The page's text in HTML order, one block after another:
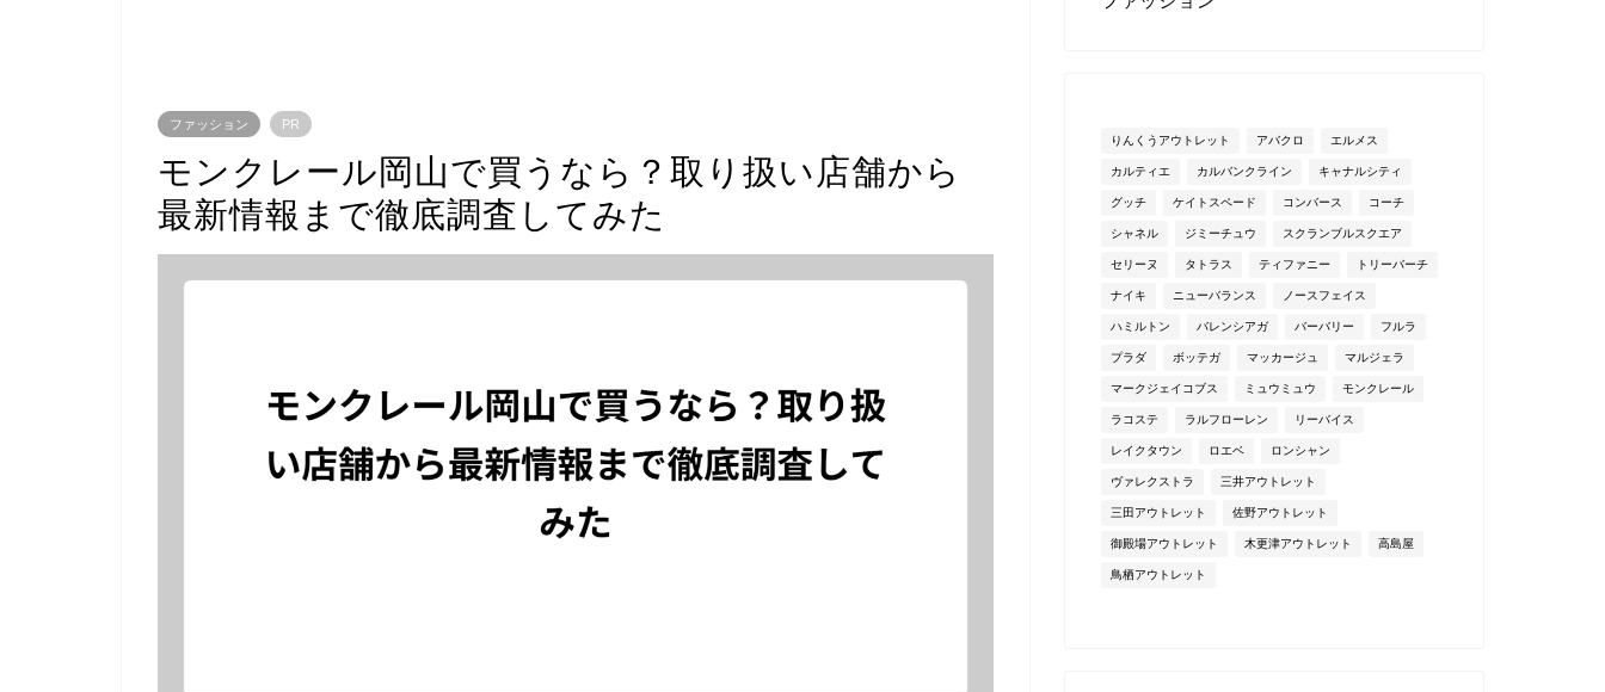
ファッション PR
モンクレール岡山で買うなら？取り扱い店舗から
最新情報まで徹底調査してみた
りんくうアウトレット アバクロ エルメス
カルティエ カルバンクライン キャナルシティ
グッチ ケイトスペード コンバース コーチ
シャネル ジミーチュウ スクランブルスクエア
セリーヌ タトラス ティファニー トリーバーチ
ナイキ ニューバランス ノースフェイス
ハミルトン バレンシアガ バーバリー フルラ
プラダ ボッテガ マッカージュ マルジェラ
マークジェイコブス ミュウミュウ モンクレール
ラコステ ラルフローレン リーバイス
レイクタウン ロエベ ロンシャン
ヴァレクストラ 三井アウトレット
三田アウトレット 佐野アウトレット
御殿場アウトレット 木更津アウトレット 高島屋
鳥栖アウトレット